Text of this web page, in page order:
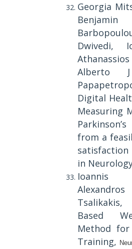
Georgia
Dwivedi,
Alberto
Digital
Measuring
from a
in
Ioannis
Based
Method
Training,